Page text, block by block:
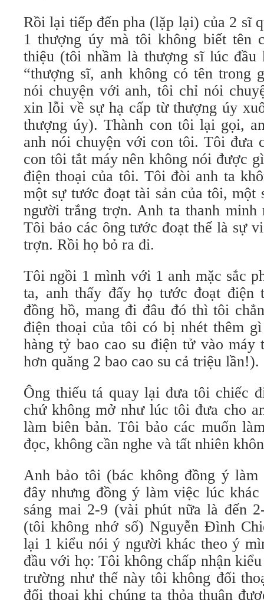
Rồi lại tiếp đến pha (lặp lại) của 2 sĩ
1 thượng úy mà tôi không biết tên
thiệu (tôi nhầm là thượng sĩ lúc
“thượng sĩ, anh không có tên trong
nói chuyện với anh, tôi chỉ nói
xin lỗi về sự hạ cấp từ thượng úy
thượng úy). Thành con tôi lại gọi,
anh nói chuyện với con tôi. Tôi đưa
con tôi tắt máy nên không nói được
điện thoại của tôi. Tôi đòi anh ta
một sự tước đoạt tài sản của tôi, một
người trắng trợn. Anh ta thanh
Tôi bảo các ông tước đoạt thế là sự
trợn. Rồi họ bỏ ra đi.
Tôi ngồi 1 mình với 1 anh mặc sắc
ta, anh thấy đấy họ tước đoạt điện
đồng hồ, mang đi đâu đó thì tôi
điện thoại của tôi có bị nhét thêm
hàng tỷ bao cao su điện tử vào máy
hơn quăng 2 bao cao su cả triệu lần!).
Ông thiếu tá quay lại đưa tôi chiếc
chứ không mở như lúc tôi đưa cho
làm biên bản. Tôi bảo các muốn
đọc, không cần nghe và tất nhiên
Anh bảo tôi (bác không đồng ý
đây nhưng đồng ý làm việc lúc
sáng mai 2-9 (vài phút nữa là đến
(tôi không nhớ số) Nguyễn Đình
lại 1 kiểu nói ý người khác theo ý
đầu với họ: Tôi không chấp nhận
trường như thế này tôi không đối
đối thoại khi chúng ta thỏa thuận